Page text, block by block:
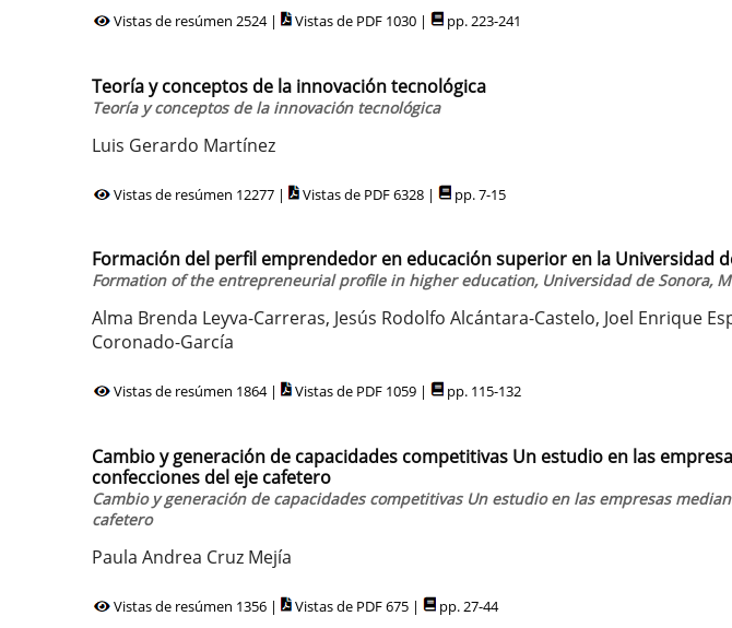
Vistas de resúmen 2524 | Vistas de PDF 1030 | pp. 223-241
Teoría y conceptos de la innovación tecnológica
Teoría y conceptos de la innovación tecnológica
Luis Gerardo Martínez
Vistas de resúmen 12277 | Vistas de PDF 6328 | pp. 7-15
Formación del perfil emprendedor en educación superior en la Universidad
Formation of the entrepreneurial profile in higher education, Universidad de Sonora,
Alma Brenda Leyva-Carreras, Jesús Rodolfo Alcántara-Castelo, Joel Enrique
Coronado-García
Vistas de resúmen 1864 | Vistas de PDF 1059 | pp. 115-132
Cambio y generación de capacidades competitivas Un estudio en las
confecciones del eje cafetero
Cambio y generación de capacidades competitivas Un estudio en las empresas
cafetero
Paula Andrea Cruz Mejía
Vistas de resúmen 1356 | Vistas de PDF 675 | pp. 27-44